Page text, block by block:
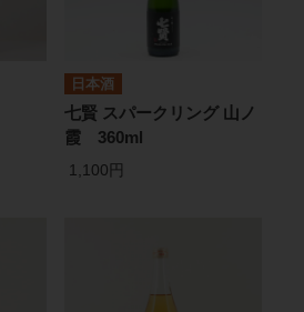
日本酒
七賢 スパークリング 山ノ
霞 360ml
1,100円